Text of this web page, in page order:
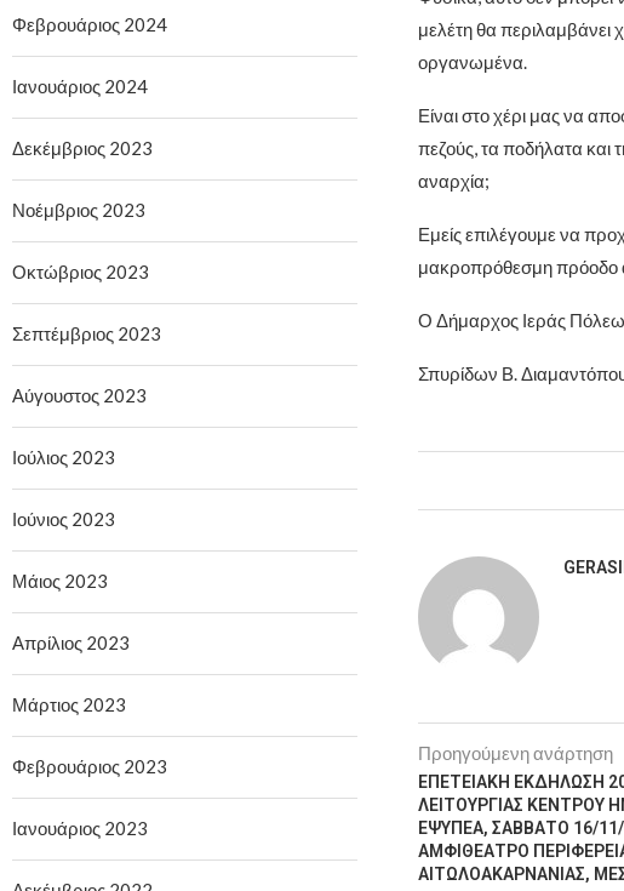
μελέτη θα περιλαμβάνει
οργανωμένα.
Είναι στο χέρι μας να
πεζούς, τα ποδήλατα και
αναρχία;
Εμείς επιλέγουμε να
μακροπρόθεσμη πρόοδο
Ο Δήμαρχος Ιεράς
Σπυρίδων Β.
Προηγούμενη ανάρτηση
ΕΠΕΤΕΙΑΚΗ ΕΚΔΗΛΩΣΗ
ΛΕΙΤΟΥΡΓΙΑΣ ΚΕΝΤΡΟΥ
ΕΨΥΠΕΑ, ΣΑΒΒΑΤΟ 16/11/
ΑΜΦΙΘΕΑΤΡΟ
ΑΙΤΩΛΟΑΚΑΡΝΑΝΙΑΣ,
Φεβρουάριος 2024
Ιανουάριος 2024
Δεκέμβριος 2023
Νοέμβριος 2023
Οκτώβριος 2023
Σεπτέμβριος 2023
Αύγουστος 2023
Ιούλιος 2023
Ιούνιος 2023
Μάιος 2023
Απρίλιος 2023
Μάρτιος 2023
Φεβρουάριος 2023
Ιανουάριος 2023